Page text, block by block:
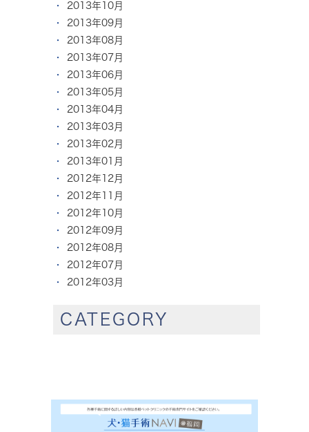
2013年10月
2013年09月
2013年08月
2013年07月
2013年06月
2013年05月
2013年04月
2013年03月
2013年02月
2013年01月
2012年12月
2012年11月
2012年10月
2012年09月
2012年08月
2012年07月
2012年03月
CATEGORY